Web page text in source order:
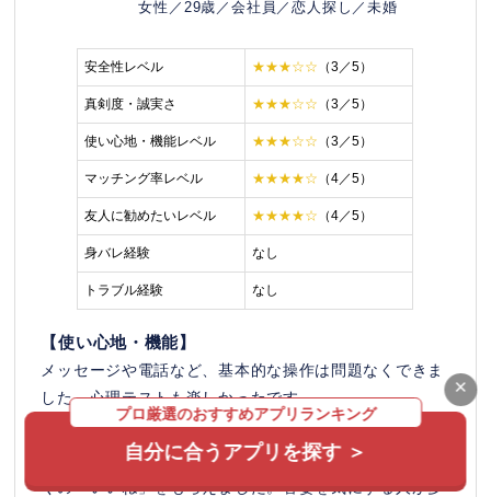
女性／29歳／会社員／恋人探し／未婚
安全性レベル ★★★☆☆ （3／5）
真剣度・誠実さ ★★★☆☆ （3／5）
使い心地・機能レベル ★★★☆☆ （3／5）
マッチング率レベル ★★★★☆ （4／5）
友人に勧めたいレベル ★★★★☆ （4／5）
身バレ経験 なし
トラブル経験 なし
【使い心地・機能】
メッセージや電話など、基本的な操作は問題なくできま
した。心理テストも楽しかったです。
【マッチング率】
マッチしやすい年齢だったこともあり、登録してから多
くの「いいね」をもらえました。容姿を気にする人が多
プロ厳選のおすすめアプリランキング
自分に合うアプリを探す ＞
×